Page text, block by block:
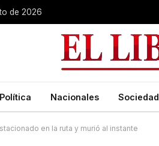
de 2026
Política Nacionales Sociedad
en la ruta y murió al instante